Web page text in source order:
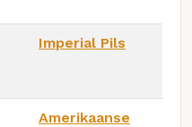
Imperial Pils
Amerikaanse